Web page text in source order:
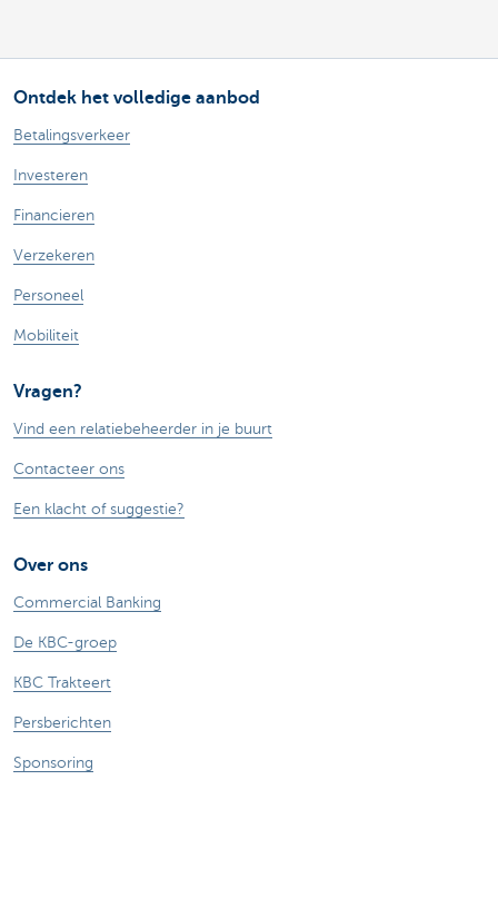
Ontdek het volledige aanbod
Betalingsverkeer
Investeren
Financieren
Verzekeren
Personeel
Mobiliteit
Vragen?
Vind een relatiebeheerder in je buurt
Contacteer ons
Een klacht of suggestie?
Over ons
Commercial Banking
De KBC-groep
KBC Trakteert
Persberichten
Sponsoring